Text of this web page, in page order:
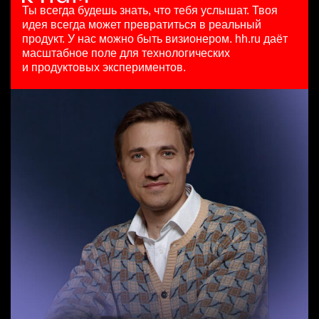
4 авг. 2026
150000 ₽
Санкт-Петербург
HeadHunter::Коммерческий департамент
10000000 so'm
Старший специалист телемаркетинга
HeadHunter::Телефонные продажи
29 июл. 2026
з/п не указана
Москва
SMM-менеджер
HeadHunter::Департамент маркетинга
15 июл. 2026
з/п не указана
Ташкент
Ты всегда будешь знать, что тебя услышат. Твоя
идея всегда может превратиться в реальный
продукт. У нас можно быть визионером. hh.ru даёт
масштабное поле для технологических
и продуктовых экспериментов.